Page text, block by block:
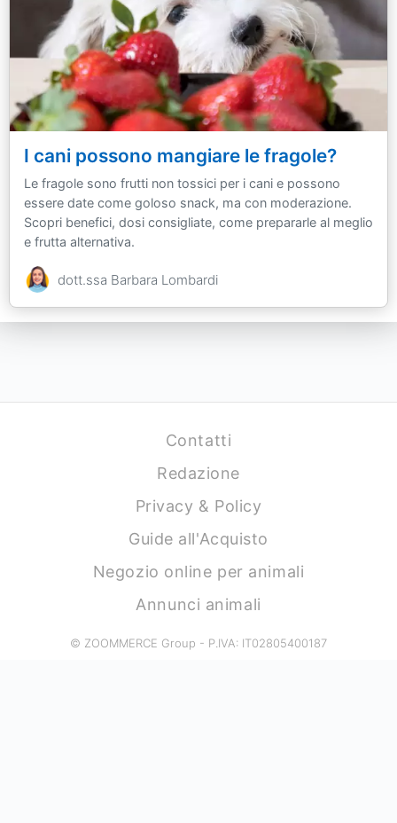
I cani possono mangiare le fragole?
Le fragole sono frutti non tossici per i cani e possono
essere date come goloso snack, ma con moderazione.
Scopri benefici, dosi consigliate, come prepararle al meglio
e frutta alternativa.
dott.ssa Barbara Lombardi
Contatti
Redazione
Privacy & Policy
Guide all'Acquisto
Negozio online per animali
Annunci animali
© ZOOMMERCE Group - P.IVA: IT02805400187